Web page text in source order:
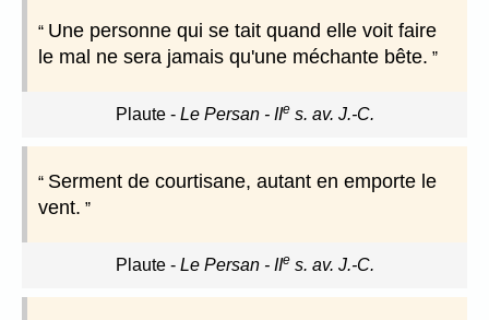
Une personne qui se tait quand elle voit faire
le mal ne sera jamais qu'une méchante bête.
Plaute- Le Persan - IIes. av. J.-C.
Serment de courtisane, autant en emporte le
vent.
Plaute- Le Persan - IIes. av. J.-C.